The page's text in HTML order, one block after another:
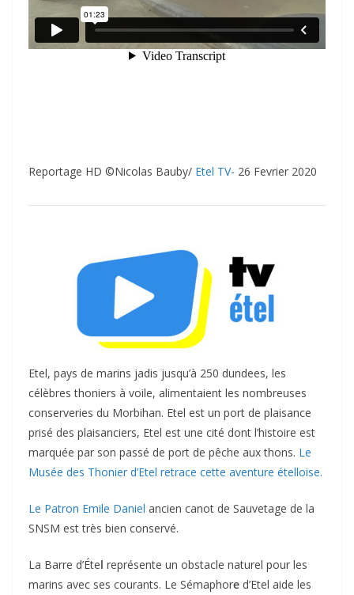
Reportage HD ©Nicolas Bauby/ Etel TV- 26 Fevrier 2020
Etel, pays de marins jadis jusqu’à 250 dundees, les
célèbres thoniers à voile, alimentaient les nombreuses
conserveries du Morbihan. Etel est un port de plaisance
prisé des plaisanciers, Etel est une cité dont l’histoire est
marquée par son passé de port de pêche aux thons. Le
Musée des Thonier d’Etel retrace cette aventure ételloise.
Le Patron Emile Daniel ancien canot de Sauvetage de la
SNSM est très bien conservé.
La Barre d’Étel représente un obstacle naturel pour les
marins avec ses courants. Le Sémaphore d’Etel aide les